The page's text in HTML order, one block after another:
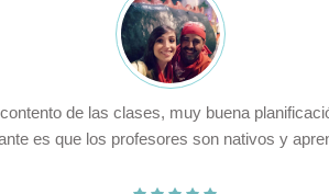
de las clases, muy buena planificación de
que los profesores son nativos y aprendes